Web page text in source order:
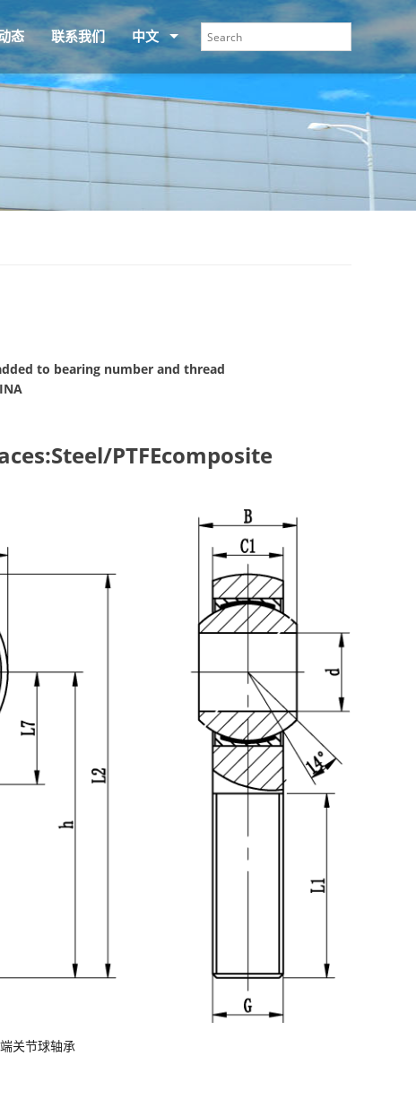
态 联系我们 中文
to bearing number and thread
PTFEcomposite
关节球轴承